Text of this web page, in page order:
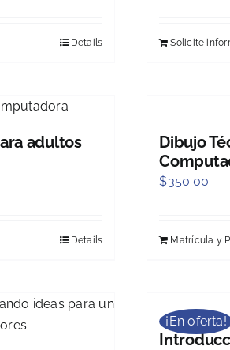
Details Solicite
adultos
Details
Dibujo
$350.00
Matrícula y
¡En oferta!